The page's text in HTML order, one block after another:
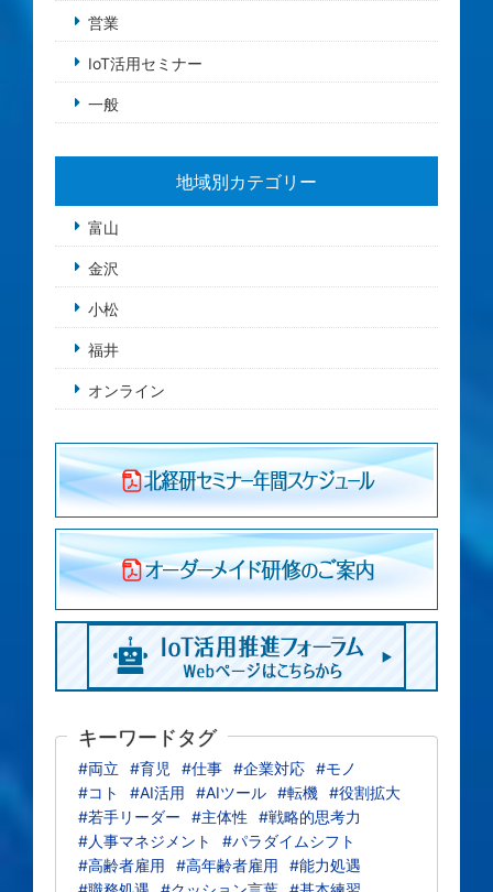
営業
IoT活用セミナー
一般
地域別カテゴリー
富山
金沢
小松
福井
オンライン
キーワードタグ
#両立 #育児 #仕事 #企業対応 #モノ
#コト
#AI活用 #AIツール #転機 #役割拡大
#若手リーダー
#主体性
#戦略的思考力
#人事マネジメント
#パラダイムシフト
#高齢者雇用
#高年齢者雇用
#能力処遇